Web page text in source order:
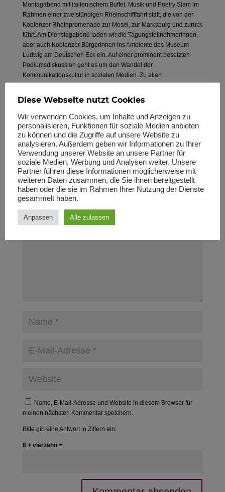
Montagabend mit italienischem Buffet, Musik und Poetry Slam im
Rahmen einer zweistündigen Rheinschifffahrt statt, die von der
Koblenzer Rheinpromenade zur Mosel, zur Marksburg und zurück
führt. Am Dienstagabend laden wir die TagungsteilnehmerInnen,
aber auch Koblenzer BürgerInnen ins Ambiente des Museum
Ludwig am Deutschen Eck ein. Auf einer prominent besetzten
Podiumsdiskussion geht es um den Wandel der
Kommunikationskultur in sozialen Medien. Zu allen
Veranstaltungen finden Sie weitere Informationen auf der
Tagungswebsite sowie in der Tagungsmappe.
an das Organisationsteam wenden: kwg19@uni-koblenz.de.
Kommentar absenden
Deine E-Mail-Adresse wird nicht veröffentlicht.
Erforderliche
Name, E-Mail-Adresse und Website in diesem Browser für
meinen nächsten Kommentar speichern.
Bitte gib eine Antwort in Ziffern ein:
8 + vierzehn =
Diese Webseite nutzt Cookies
Wir verwenden Cookies, um Inhalte und Anzeigen zu
personalisieren, Funktionen für soziale Medien anbieten
zu können und die Zugriffe auf unsere Website zu
analysieren. Außerdem geben wir Informationen zu Ihrer
Verwendung unserer Website an unsere Partner für
soziale Medien, Werbung und Analysen weiter. Unsere
Partner führen diese Informationen möglicherweise mit
weiteren Daten zusammen, die Sie ihnen bereitgestellt
haben oder die sie im Rahmen Ihrer Nutzung der Dienste
gesammelt haben.
Anpassen Alle zulassen